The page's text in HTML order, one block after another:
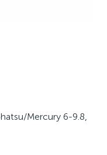
Mercury 6-9.8,